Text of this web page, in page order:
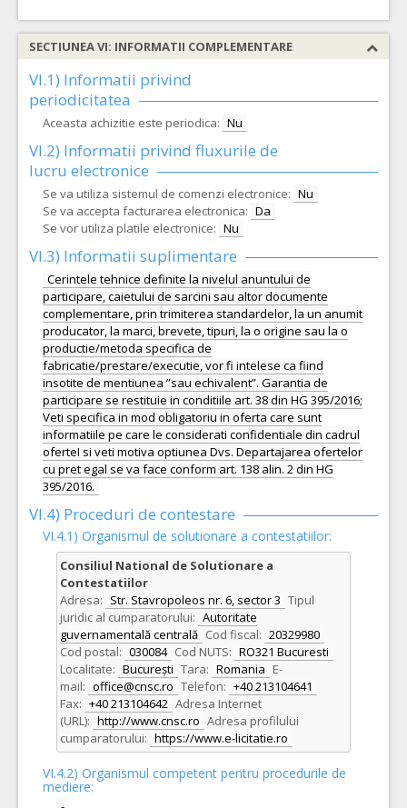
SECTIUNEA VI: INFORMATII COMPLEMENTARE
VI.1) Informatii privind
periodicitatea
Aceasta achizitie este periodica: Nu
VI.2) Informatii privind fluxurile de
lucru electronice
Se va utiliza sistemul de comenzi electronice: Nu
Se va accepta facturarea electronica: Da
Se vor utiliza platile electronice: Nu
VI.3) Informatii suplimentare
Cerintele tehnice definite la nivelul anuntului de
participare, caietului de sarcini sau altor documente
complementare, prin trimiterea standardelor, la un anumit
producator, la marci, brevete, tipuri, la o origine sau la o
productie/metoda specifica de
fabricatie/prestare/executie, vor fi intelese ca fiind
insotite de mentiunea ”sau echivalent”. Garantia de
participare se restituie in conditiile art. 38 din HG 395/2016;
Veti specifica in mod obligatoriu in oferta care sunt
informatiile pe care le considerati confidentiale din cadrul
oferteI si veti motiva optiunea Dvs. Departajarea ofertelor
cu pret egal se va face conform art. 138 alin. 2 din HG
395/2016.
VI.4) Proceduri de contestare
VI.4.1) Organismul de solutionare a contestatiilor:
Consiliul National de Solutionare a
Contestatiilor
Adresa: Str. Stavropoleos nr. 6, sector 3 Tipul
juridic al cumparatorului: Autoritate
guvernamentală centrală Cod fiscal: 20329980
Cod postal: 030084 Cod NUTS: RO321 Bucuresti
Localitate: București Tara: Romania E-
mail: office@cnsc.ro Telefon: +40 213104641
Fax: +40 213104642 Adresa Internet
(URL): http://www.cnsc.ro Adresa profilului
cumparatorului: https://www.e-licitatie.ro
VI.4.2) Organismul competent pentru procedurile de
mediere: